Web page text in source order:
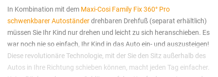
In Kombination mit dem Maxi-Cosi Family Fix 360° Pro
schwenkbarer Autoständerdrehbaren Drehfuß (separat erhältlich)
müssen Sie Ihr Kind nur drehen und leicht zu sich heranschieben. Es
war noch nie so einfach, Ihr Kind in das Auto ein- und auszusteigen!
Diese revolutionäre Technologie, mit der Sie den Sitz außerhalb des
Autos in Ihre Richtung schieben können, macht jeden Tag einfacher.